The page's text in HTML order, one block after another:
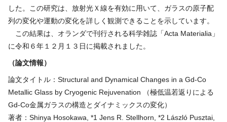
した。この研究は、放射光Ｘ線を有効に用いて、ガラスの原子配
列の変化や運動の変化を詳しく観測できることを示しています。
この結果は、オランダで刊行される科学雑誌「Acta Materialia」
に令和６年１２月１３日に掲載されました。
（論文情報）
論文タイトル：Structural and Dynamical Changes in a Gd-Co
Metallic Glass by Cryogenic Rejuvenation （極低温若返りによる
Gd-Co金属ガラスの構造とダイナミックスの変化）
著者：Shinya Hosokawa, *1 Jens R. Stellhorn, *2 László Pusztai,